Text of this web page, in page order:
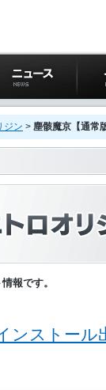
ース イベ
ジン > 塵骸魔京【通常
報です。
ンストール